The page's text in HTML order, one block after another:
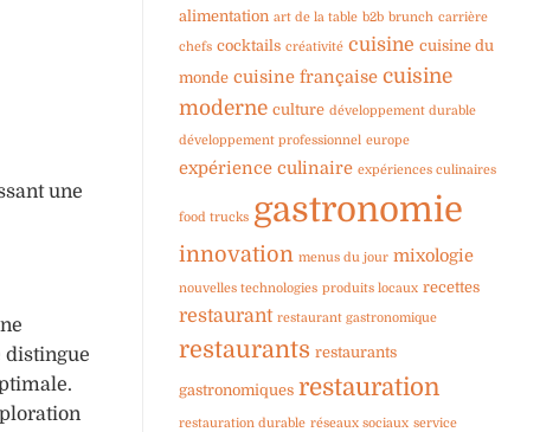
une
distingue
alimentation art de la table b2b brunch carrière
chefs cocktails créativité cuisine cuisine du
monde cuisine française cuisine
moderne culture développement durable
développement professionnel europe
expérience culinaire expériences culinaires
food trucks gastronomie
innovation menus du jour mixologie
nouvelles technologies produits locaux recettes
restaurant restaurant gastronomique
restaurants restaurants
gastronomiques restauration
restauration durable réseaux sociaux service